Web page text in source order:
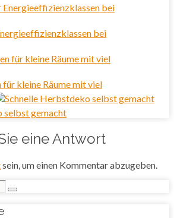
bei
für kleine Räume mit viel
selbst gemacht
eine Antwort
sein, um einen Kommentar abzugeben.